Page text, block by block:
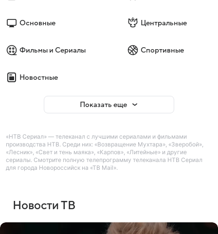
Основные Центральные
Фильмы и Сериалы Спортивные
Новостные
Показать еще
«НТВ Сериал» — телеканал с лучшими сериалами и фильмами
производства НТВ. Среди них: «Возвращение Мухтара», «Зверобой»,
«Лесник», «Свет и тень маяка», «Карпов», «Литейные» и другие
сериалы. Смотрите полную телепрограмму телеканала НТВ Сериал
для города Новороссийск на «ТВ Mail».
Новости ТВ